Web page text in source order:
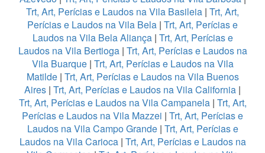
Trt, Art, Perícias e Laudos na Vila Basileia | Trt, Art,
Perícias e Laudos na Vila Bela | Trt, Art, Perícias e
Laudos na Vila Bela Aliança| Trt, Art, Perícias e
Laudos na Vila Bertioga| Trt, Art, Perícias e Laudos na
Vila Buarque| Trt, Art, Perícias e Laudos na Vila
Matilde| Trt, Art, Perícias e Laudos na Vila Buenos
Aires | Trt, Art, Perícias e Laudos na Vila California |
Trt, Art, Perícias e Laudos na Vila Campanela| Trt, Art,
Perícias e Laudos na Vila Mazzei | Trt, Art, Perícias e
Laudos na Vila Campo Grande| Trt, Art, Perícias e
Laudos na Vila Carioca| Trt, Art, Perícias e Laudos na